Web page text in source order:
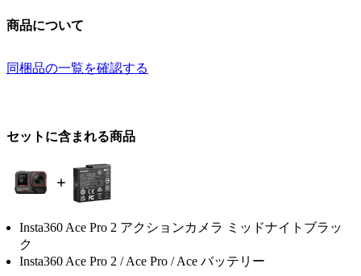
商品について
同梱品の一覧を確認する
セットに含まれる商品
Insta360 Ace Pro 2 アクションカメラ ミッドナイトブラッ
ク
Insta360 Ace Pro 2 / Ace Pro / Ace バッテリー